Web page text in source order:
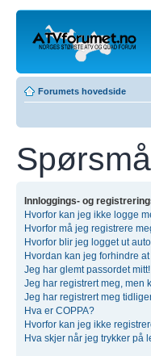
Forumets hovedside
Innloggings- og
Hvorfor kan jeg ikke logge
Hvorfor må jeg registrere
Hvorfor blir jeg logget ut
Hvordan kan jeg forhindre
Jeg har glemt passordet mitt!
Jeg har registrert meg, men
Jeg har registrert meg
Hva er COPPA?
Hvorfor kan jeg ikke
Hva skjer når jeg trykker på